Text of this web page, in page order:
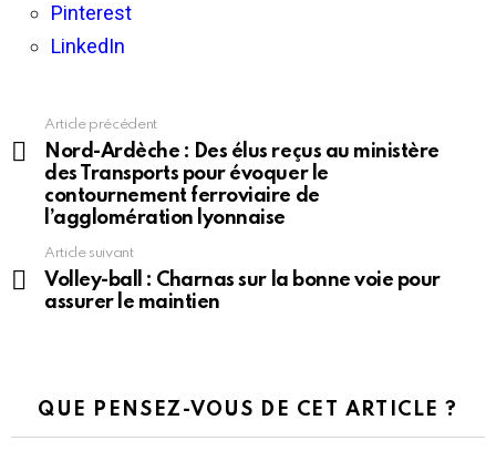
Pinterest
LinkedIn
voir
Article précédent
Nord-Ardèche : Des élus reçus au ministère
des Transports pour évoquer le
contournement ferroviaire de
l’agglomération lyonnaise
Article suivant
Volley-ball : Charnas sur la bonne voie pour
assurer le maintien
QUE PENSEZ-VOUS DE CET ARTICLE ?